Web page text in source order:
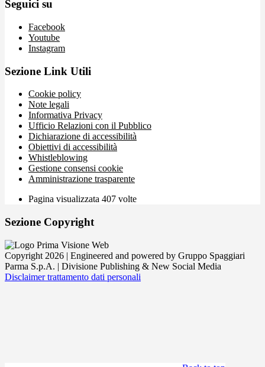
Seguici su
Facebook
Youtube
Instagram
Sezione Link Utili
Cookie policy
Note legali
Informativa Privacy
Ufficio Relazioni con il Pubblico
Dichiarazione di accessibilità
Obiettivi di accessibilità
Whistleblowing
Gestione consensi cookie
Amministrazione trasparente
Pagina visualizzata 407 volte
Sezione Copyright
Copyright 2026 | Engineered and powered by Gruppo Spaggiari
Parma S.p.A. | Divisione Publishing & New Social Media
Disclaimer trattamento dati personali